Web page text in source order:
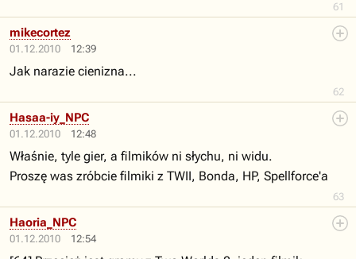
61
01.12.2010 12:39
62
mikecortez
Jak narazie cienizna...
01.12.2010 12:48
63
Hasaa-iy_NPC
Właśnie, tyle gier, a filmików ni słychu, ni widu.
Proszę was zróbcie filmiki z TWII, Bonda, HP, Spellforce'a
01.12.2010 12:54
Haoria_NPC